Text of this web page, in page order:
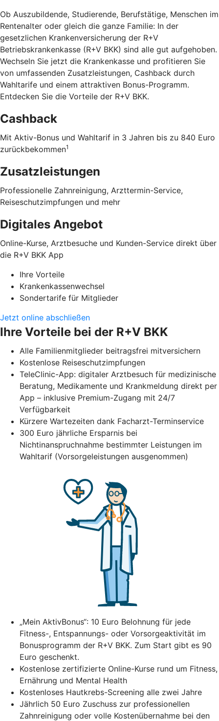
Ob Auszubildende, Studierende, Berufstätige, Menschen im
Rentenalter oder gleich die ganze Familie: In der
gesetzlichen Krankenversicherung der R+V
Betriebskrankenkasse (R+V BKK) sind alle gut aufgehoben.
Wechseln Sie jetzt die Krankenkasse und profitieren Sie
von umfassenden Zusatzleistungen, Cashback durch
Wahltarife und einem attraktiven Bonus-Programm.
Entdecken Sie die Vorteile der R+V BKK.
Cashback
Mit Aktiv-Bonus und Wahltarif in 3 Jahren bis zu 840 Euro
zurückbekommen1
Zusatzleistungen
Professionelle Zahnreinigung, Arzttermin-Service,
Reiseschutzimpfungen und mehr
Digitales Angebot
Online-Kurse, Arztbesuche und Kunden-Service direkt über
die R+V BKK App
Ihre Vorteile
Krankenkassenwechsel
Sondertarife für Mitglieder
Jetzt online abschließen
Ihre Vorteile bei der R+V BKK
Alle Familienmitglieder beitragsfrei mitversichern
Kostenlose Reiseschutzimpfungen
TeleClinic-App: digitaler Arztbesuch für medizinische
Beratung, Medikamente und Krankmeldung direkt per
App – inklusive Premium-Zugang mit 24/7
Verfügbarkeit
Kürzere Wartezeiten dank Facharzt-Terminservice
300 Euro jährliche Ersparnis bei
Nichtinanspruchnahme bestimmter Leistungen im
Wahltarif (Vorsorgeleistungen ausgenommen)
„Mein AktivBonus“: 10 Euro Belohnung für jede
Fitness-, Entspannungs- oder Vorsorgeaktivität im
Bonusprogramm der R+V BKK. Zum Start gibt es 90
Euro geschenkt.
Kostenlose zertifizierte Online-Kurse rund um Fitness,
Ernährung und Mental Health
Kostenloses Hautkrebs-Screening alle zwei Jahre
Jährlich 50 Euro Zuschuss zur professionellen
Zahnreinigung oder volle Kostenübernahme bei den